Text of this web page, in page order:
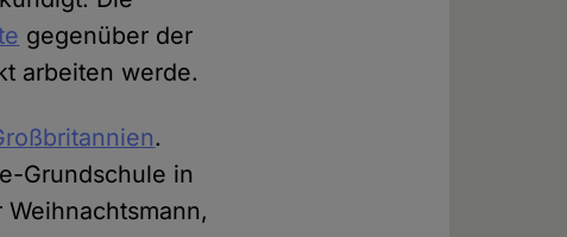
gegenüber der
arbeiten werde.
.
Grundschule in